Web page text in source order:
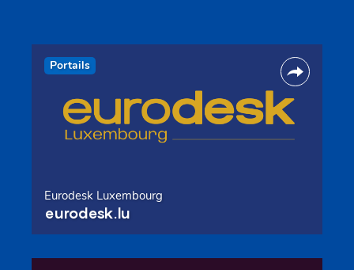
Portails
Eurodesk Luxembourg
eurodesk.lu